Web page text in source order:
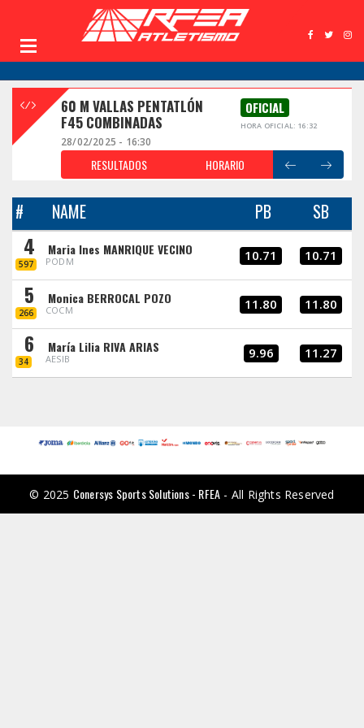
60 M VALLAS PENTATLÓN
F45 COMBINADAS
OFICIAL
HORA OFICIAL: 16:32
28/02/2025 - 16:30
RESULTADOS HORARIO
# NAME PB SB
4
597
Maria Ines MANRIQUE VECINO
PODM 10.71 10.71
5
266
Monica BERROCAL POZO
COCM 11.80 11.80
6
34
María Lilia RIVA ARIAS
AESIB 9.96 11.27
© 2025 Conersys Sports Solutions - RFEA - All Rights Reserved